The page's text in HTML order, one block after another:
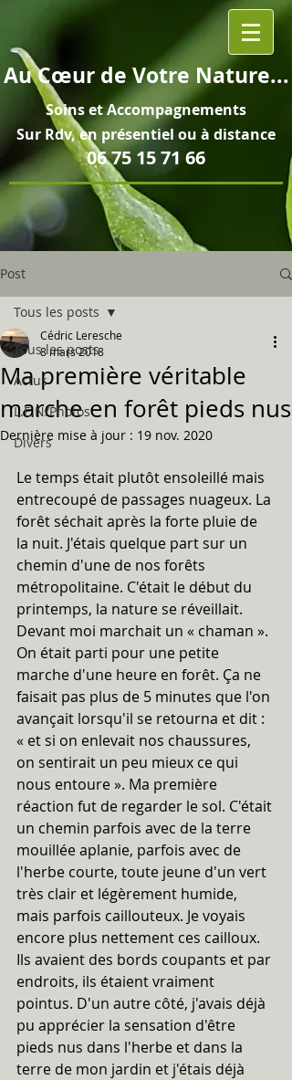
AuCœurde Votre Nature...
Soins etAccompagnements
Sur Rdv, en présentiel ou à distance
06 75 15 71 66
Post
Tous les posts
Actus
L.E.N/Photos
Divers
Tous les posts
Ma première véritable
marche en forêt pieds nus
Cédric Leresche
8 mars 2018
Dernière mise à jour : 19 nov. 2020
Le temps était plutôt ensoleillé mais
entrecoupé de passages nuageux. La
forêt séchait après la forte pluie de
la nuit. J'étais quelque part sur un
chemin d'une de nos forêts
métropolitaine. C'était le début du
printemps, la nature se réveillait.
Devant moi marchait un « chaman ».
On était parti pour une petite
marche d'une heure en forêt. Ça ne
faisait pas plus de 5 minutes que l'on
avançait lorsqu'il se retourna et dit :
« et si on enlevait nos chaussures,
on sentirait un peu mieux ce qui
nous entoure ». Ma première
réaction fut de regarder le sol. C'était
un chemin parfois avec de la terre
mouillée aplanie, parfois avec de
l'herbe courte, toute jeune d'un vert
très clair et légèrement humide,
mais parfois caillouteux. Je voyais
encore plus nettement ces cailloux.
Ils avaient des bords coupants et par
endroits, ils étaient vraiment
pointus. D'un autre côté, j'avais déjà
pu apprécier la sensation d'être
pieds nus dans l'herbe et dans la
terre de mon jardin et j'étais déjà